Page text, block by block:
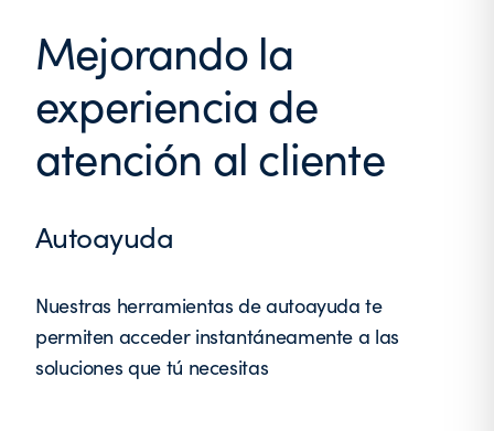
Mejorando la
experiencia de
atención al cliente
Autoayuda
Nuestras herramientas de autoayuda te
permiten acceder instantáneamente a las
soluciones que tú necesitas